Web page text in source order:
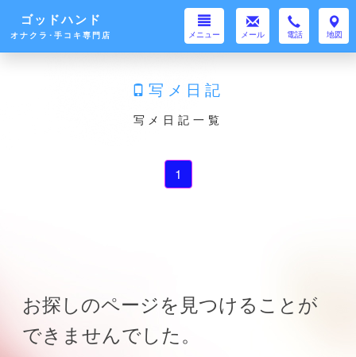
地図
電話
メール
メニュー
ゴッドハンド
オナクラ･手コキ専門店
写メ日記
写メ日記一覧
1
お探しのページを見つけることが
できませんでした。